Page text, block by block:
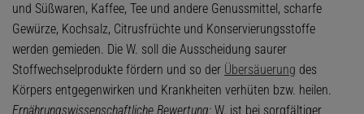
und Süßwaren, Kaffee, Tee und andere Genussmittel, scharfe
Gewürze, Kochsalz, Citrusfrüchte und Konservierungsstoffe
werden gemieden. Die W. soll die Ausscheidung saurer
Stoffwechselprodukte fördern und so der Übersäuerung des
Körpers entgegenwirken und Krankheiten verhüten bzw. heilen.
Ernährungswissenschaftliche Bewertung: W. ist bei sorgfältiger